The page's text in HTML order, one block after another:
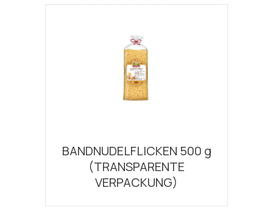
BANDNUDELFLICKEN 500 g
(TRANSPARENTE
VERPACKUNG)